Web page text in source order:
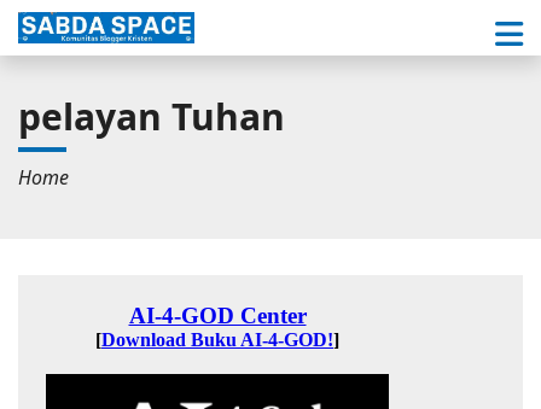
pelayan Tuhan
Home